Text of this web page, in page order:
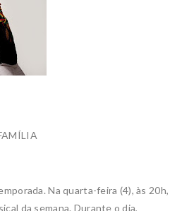
Na quarta-feira (4), às 20h,
da semana. Durante o dia,